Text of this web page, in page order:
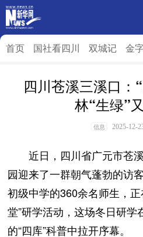
首页 国社看四川 双城记 金
四川苍溪三溪口：
林“生绿”
信息 2025-12-
近日，四川省广元市苍
园迎来了一群朝气蓬勃的
初级中学的360余名师生，
堂”研学活动，这场冬日研学
的“四库”科普中拉开序幕。